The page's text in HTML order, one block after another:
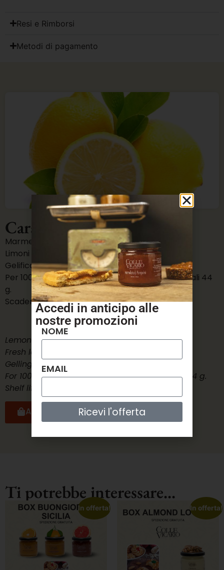
Resi e Rimborsi
Metodi di pagamento
Caratteristiche
Marmellata di Limoni
Limoni freschi, scorze di limoni freschi, zucchero.
Gelificante: Pectina di Frutta.
Per 100 g. di prodotto: frutta 58,5 g. zuccheri totali 44
g.
Scadenza 24 mesi
Lemon jam
Fresh lemons, fresh lemon peels, sugar.
Gelling agent: Fruit Pectin.
For 100 g. of product: fruit 58.5 g. total sugars 44 g.
Shelf life 24 months
ACQUISTA
Ti potrebbe interessare...
In offerta! In offerta!
Accedi in anticipo alle
nostre promozioni
NOME
EMAIL
Ricevi l'offerta